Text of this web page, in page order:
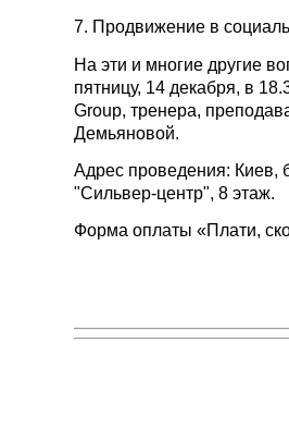
7. Продвижение в
На эти и многие другие
пятницу, 14 декабря, в
Group, тренера,
Демьяновой.
Адрес проведения: Киев,
"Сильвер-центр", 8 этаж.
Форма оплаты «Плати,